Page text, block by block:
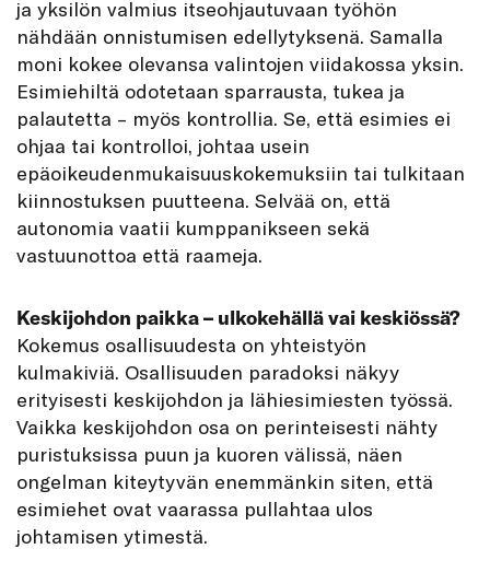
ja yksilön valmius itseohjautuvaan työhön
nähdään onnistumisen edellytyksenä. Samalla
moni kokee olevansa valintojen viidakossa yksin.
Esimiehiltä odotetaan sparrausta, tukea ja
palautetta – myös kontrollia. Se, että esimies ei
ohjaa tai kontrolloi, johtaa usein
epäoikeudenmukaisuuskokemuksiin tai tulkitaan
kiinnostuksen puutteena. Selvää on, että
autonomia vaatii kumppanikseen sekä
vastuunottoa että raameja.
Keskijohdon paikka – ulkokehällä vai keskiössä?
Kokemus osallisuudesta on yhteistyön
kulmakiviä. Osallisuuden paradoksi näkyy
erityisesti keskijohdon ja lähiesimiesten työssä.
Vaikka keskijohdon osa on perinteisesti nähty
puristuksissa puun ja kuoren välissä, näen
ongelman kiteytyvän enemmänkin siten, että
esimiehet ovat vaarassa pullahtaa ulos
johtamisen ytimestä.